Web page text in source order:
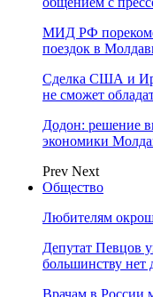
МИД РФ
поездок в
Сделка США и
не сможет
Додон: решение
экономики
Prev Next
Общество
Любителям
Депутат Певцов
большинству нет
Врачам в России